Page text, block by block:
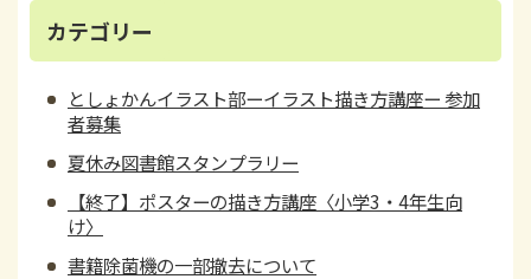
カテゴリー
としょかんイラスト部ーイラスト描き方講座ー 参加
者募集
夏休み図書館スタンプラリー
【終了】ポスターの描き方講座〈小学3・4年生向
け〉
書籍除菌機の一部撤去について